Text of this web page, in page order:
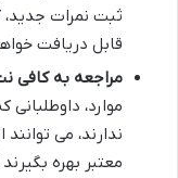
ثبت نمرات
قابل دریافت
مراجعه به کافی
موارد،
ندارند، می
معتبر بهره